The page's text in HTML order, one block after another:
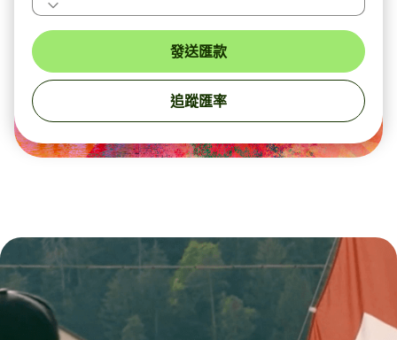
發送匯款
追蹤匯率